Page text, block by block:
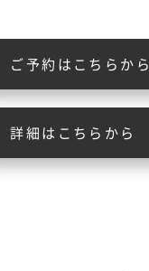
ご予約はこちらから
詳細はこちらから